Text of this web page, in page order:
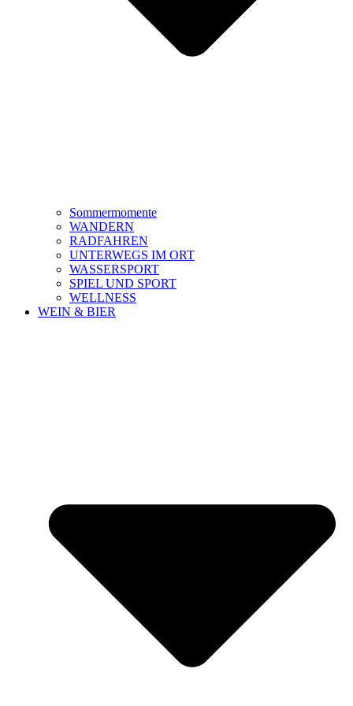
Sommermomente
WANDERN
RADFAHREN
UNTERWEGS IM ORT
WASSERSPORT
SPIEL UND SPORT
WELLNESS
WEIN & BIER